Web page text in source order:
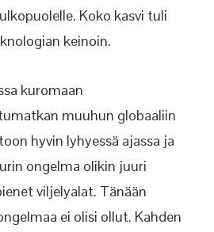
Koko kasvi tuli
keinoin.
kuromaan
muuhun globaaliin
hyvin lyhyessä ajassa ja
ongelma olikin juuri
viljelyalat. Tänään
ei olisi ollut. Kahden